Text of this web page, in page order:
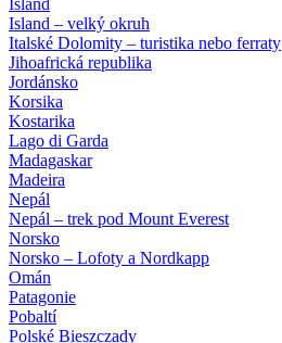
Island
Island – velký okruh
Italské Dolomity – turistika nebo ferraty
Jihoafrická republika
Jordánsko
Korsika
Kostarika
Lago di Garda
Madagaskar
Madeira
Nepál
Nepál – trek pod Mount Everest
Norsko
Norsko – Lofoty a Nordkapp
Omán
Patagonie
Pobaltí
Polské Bieszczady